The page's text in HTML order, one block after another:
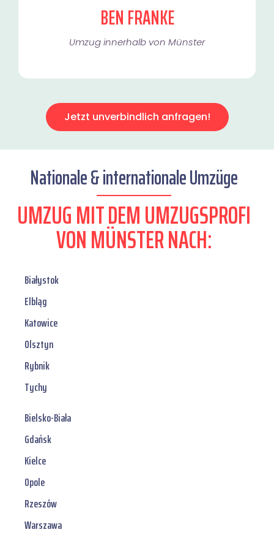
BEN FRANKE
Umzug innerhalb von Münster​
Jetzt unverbindlich anfragen!
Nationale & internationale Umzüge
UMZUG MIT DEM UMZUGSPROFI
VON MÜNSTER NACH:
Białystok
Elbląg
Katowice
Olsztyn
Rybnik
Tychy
Bielsko-Biała
Gdańsk
Kielce
Opole
Rzeszów
Warszawa